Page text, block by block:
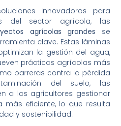
innovadoras para
del sector agrícola, las
agrícolas grandes se
clave. Estas láminas
la gestión del agua,
prácticas agrícolas más
barreras contra la pérdida
del suelo, las
a los agricultores gestionar
más eficiente, lo que resulta
y sostenibilidad.